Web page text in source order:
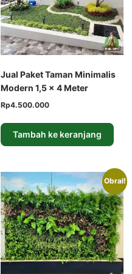
Jual Paket Taman Minimalis
Modern 1,5 × 4 Meter
Harga
adalah:
Rp5.500.000.
Rp4.500.000Harga
adalah:
Tambah ke keranjang
Obral!